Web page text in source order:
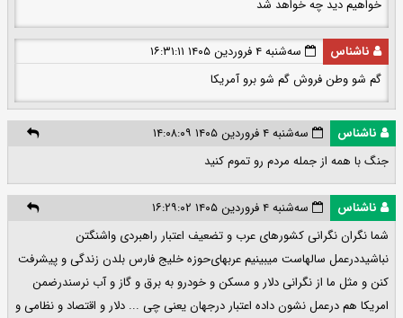
خواهیم دید چه خواهد شد
ناشناس
سه‌شنبه ۴ فروردین ۱۴۰۵ ۱۶:۳۱:۱۱
گم شو وطن فروش گم شو برو آمریکا
ناشناس
سه‌شنبه ۴ فروردین ۱۴۰۵ ۱۴:۰۸:۰۹
جنگ با همه از جمله مردم رو تموم کنید
ناشناس
سه‌شنبه ۴ فروردین ۱۴۰۵ ۱۶:۲۹:۰۲
شما نگران نگرانی کشورهای عرب و تضعیف اعتبار راهبردی واشنگتن
نباشیددرعمل سالهاست میبینیم عربهای‌حوزه خلیج فارس بلدن زندگی و پیشرفت
کنن و مثل ما از نگرانی دلار و مسکن و خودرو به برق و گاز و آب نرسندرضمن
امریکا هم درعمل نشون داده اعتبار درجهان یعنی چی ... دلار و اقتصاد و نظامی و